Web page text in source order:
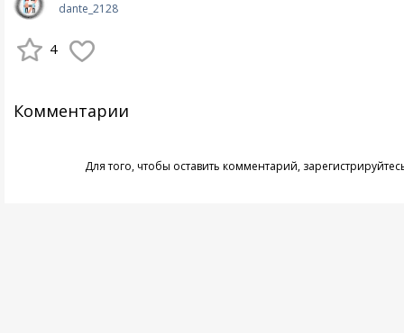
dante_2128
4
Комментарии
Для того, чтобы оставить комментарий,